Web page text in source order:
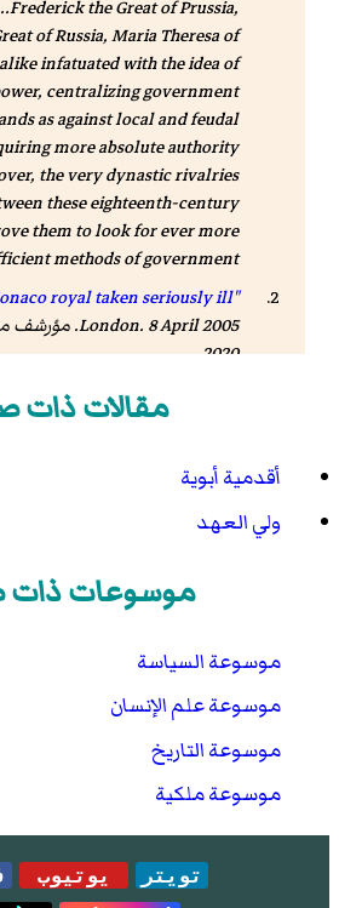
the Great of Prussia,
of Russia, Maria Theresa of
infatuated with the idea of
centralizing government
as against local and feudal
more absolute authority
the very dynastic rivalries
these eighteenth-century
them to look for ever more
methods of government
"Monaco royal taken seriously ill"
London. 8 April 2005. مؤرشف من
2020
.
. مؤرشف
مقالات ذات
أقدمية أبوية
ولي العهد
موسوعات ذات
موسوعة السياسة
موسوعة علم الإنسان
موسوعة التاريخ
موسوعة ملكية
تويتر يوتيوب